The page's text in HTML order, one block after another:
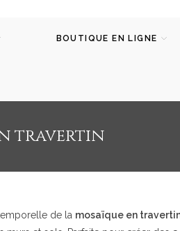
BOUTIQUE EN LIGNE
travertin
de la mosaïque en